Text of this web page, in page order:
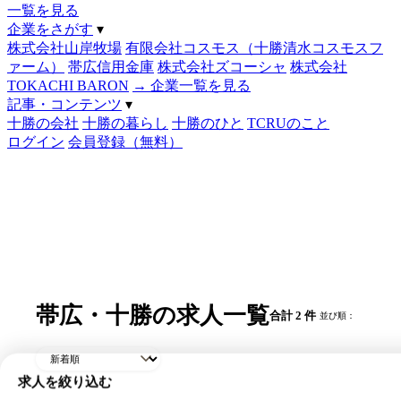
一覧を見る
企業をさがす ▾
株式会社山岸牧場 有限会社コスモス（十勝清水コスモスフ
ァーム）
帯広信用金庫 株式会社ズコーシャ 株式会社
TOKACHI BARON → 企業一覧を見る
記事・コンテンツ ▾
十勝の会社 十勝の暮らし 十勝のひと TCRUのこと
ログイン 会員登録（無料）
求人を絞り込む
帯広・十勝の求人一覧合計 2 件 並び順：